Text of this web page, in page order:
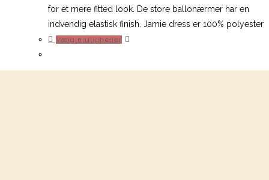
for et mere fitted look. De store ballonærmer har en
indvendig elastisk finish. Jamie dress er 100% polyester
Vælg muligheder
har